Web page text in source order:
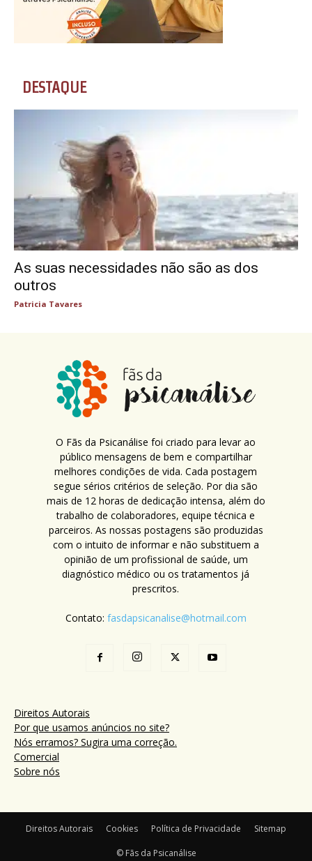
DESTAQUE
As suas necessidades não são as dos
outros
Patricia Tavares
O Fãs da Psicanálise foi criado para levar ao
público mensagens de bem e compartilhar
melhores condições de vida. Cada postagem
segue sérios critérios de seleção. Por dia são
mais de 12 horas de dedicação intensa, além do
trabalho de colaboradores, equipe técnica e
parceiros. As nossas postagens são produzidas
com o intuito de informar e não substituem a
opinião de um profissional de saúde, um
diagnóstico médico ou os tratamentos já
prescritos.
Contato: fasdapsicanalise@hotmail.com
Direitos Autorais
Por que usamos anúncios no site?
Nós erramos? Sugira uma correção.
Comercial
Sobre nós
Direitos Autorais Cookies Política de Privacidade Sitemap
© Fãs da Psicanálise